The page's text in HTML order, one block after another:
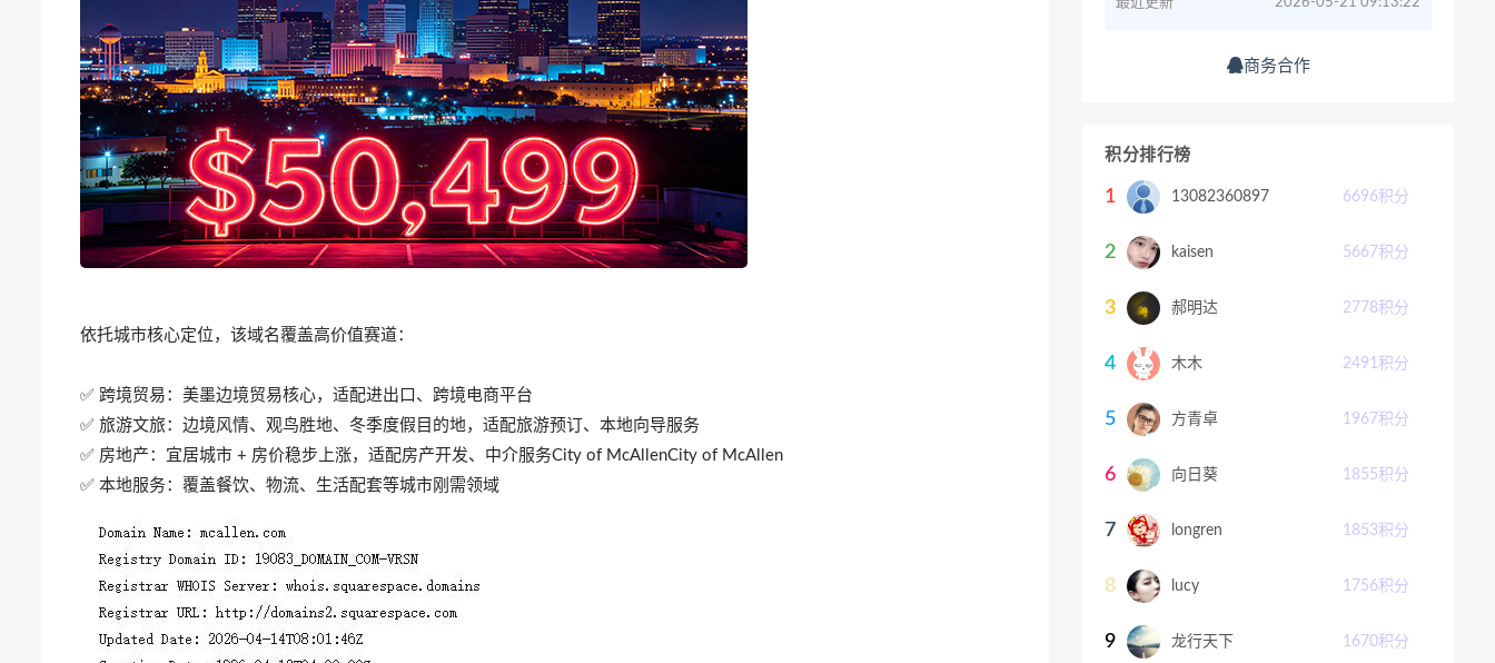
依托城市核心定位，该域名覆盖高价值赛道：
✅ 跨境贸易：美墨边境贸易核心，适配进出口、跨境电商平台
✅ 旅游文旅：边境风情、观鸟胜地、冬季度假目的地，适配旅游预订、本地向导服务
✅ 房地产：宜居城市 + 房价稳步上涨，适配房产开发、中介服务City of McAllenCity of McAllen
✅ 本地服务：覆盖餐饮、物流、生活配套等城市刚需领域
商务合作
积分排行榜
1 13082360897 6696积分
2 kaisen 5667积分
3 郝明达 2778积分
4 木木 2491积分
5 方青卓 1967积分
6 向日葵 1855积分
7 longren 1853积分
8 lucy 1756积分
9 龙行天下 1670积分